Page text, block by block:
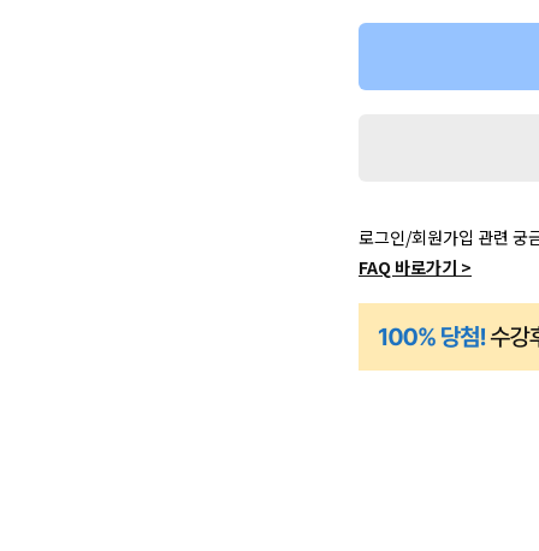
로그인/회원가입 관련 궁
FAQ 바로가기 >